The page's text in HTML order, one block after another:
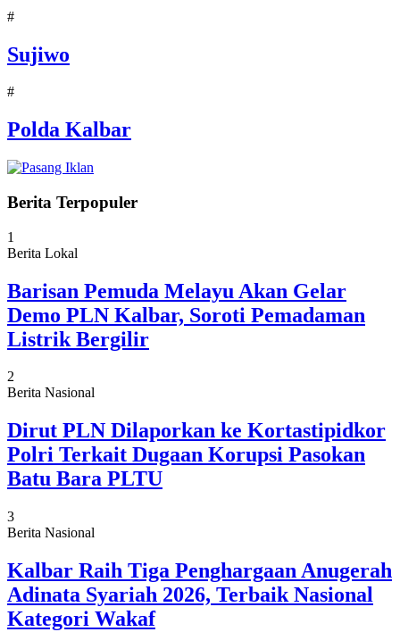
#
Sujiwo
#
Polda Kalbar
Berita Terpopuler
1
Berita Lokal
Barisan Pemuda Melayu Akan Gelar
Demo PLN Kalbar, Soroti Pemadaman
Listrik Bergilir
2
Berita Nasional
Dirut PLN Dilaporkan ke Kortastipidkor
Polri Terkait Dugaan Korupsi Pasokan
Batu Bara PLTU
3
Berita Nasional
Kalbar Raih Tiga Penghargaan Anugerah
Adinata Syariah 2026, Terbaik Nasional
Kategori Wakaf